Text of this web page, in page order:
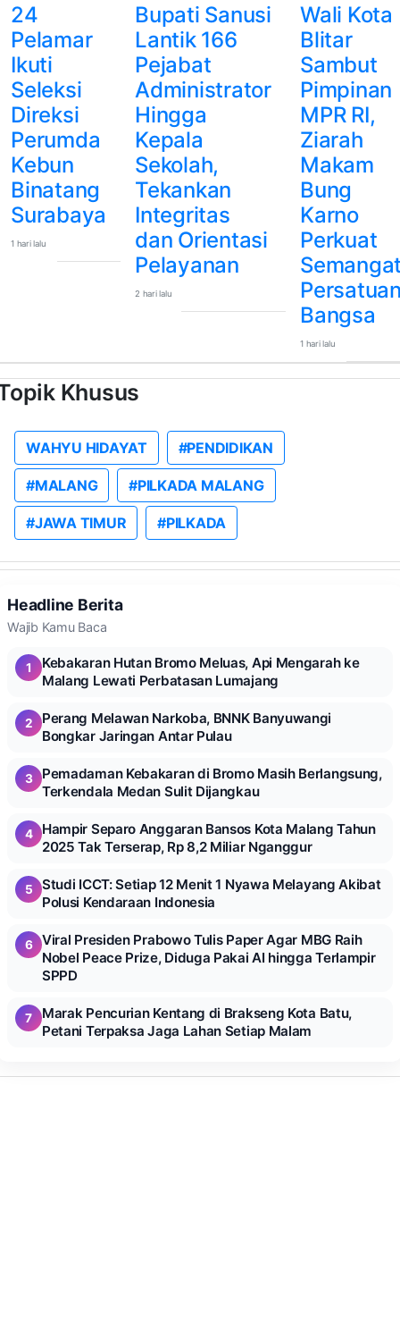
24
Pelamar
Ikuti
Seleksi
Direksi
Perumda
Kebun
Binatang
Surabaya
1 hari lalu
Bupati Sanusi
Lantik 166
Pejabat
Administrator
Hingga
Kepala
Sekolah,
Tekankan
Integritas
dan Orientasi
Pelayanan
2 hari lalu
Wali Kota
Blitar
Sambut
Pimpinan
MPR RI,
Ziarah
Makam
Bung
Karno
Perkuat
Bangsa
1 hari lalu
Khusus
WAHYU HIDAYAT #PENDIDIKAN
#MALANG #PILKADA MALANG
#JAWA TIMUR #PILKADA
Headline Berita
Wajib Kamu Baca
1
Kebakaran Hutan Bromo Meluas, Api Mengarah ke
Malang Lewati Perbatasan Lumajang
2
Perang Melawan Narkoba, BNNK Banyuwangi
Bongkar Jaringan Antar Pulau
3
Pemadaman Kebakaran di Bromo Masih Berlangsung,
Terkendala Medan Sulit Dijangkau
4
Hampir Separo Anggaran Bansos Kota Malang Tahun
2025 Tak Terserap, Rp 8,2 Miliar Nganggur
5
Studi ICCT: Setiap 12 Menit 1 Nyawa Melayang Akibat
Polusi Kendaraan Indonesia
6
Viral Presiden Prabowo Tulis Paper Agar MBG Raih
Nobel Peace Prize, Diduga Pakai AI hingga Terlampir
SPPD
7
Marak Pencurian Kentang di Brakseng Kota Batu,
Petani Terpaksa Jaga Lahan Setiap Malam